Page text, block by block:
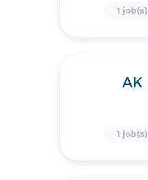
1 job(s)
AK
1 job(s)